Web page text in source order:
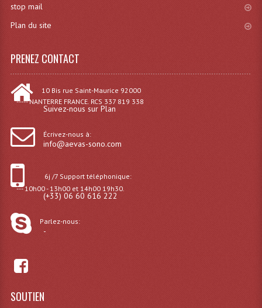
Laser Multi-Points
Lasers (Effets Volumetriques)
Lasers D'extérieur Multi-Points
Effets Lumineux, Centre De Piste
stop mail
Plan du site
PRENEZ CONTACT
10 Bis rue Saint-Maurice 92000
----- NANTERRE FRANCE. RCS 337 819 338
Suivez-nous sur Plan
Écrivez-nous à:
info@aevas-sono.com
6j /7 Support téléphonique:
--- 10h00 - 13h00 et 14h00 19h30.
(+33) 06 60 616 222
Parlez-nous:
-
SOUTIEN